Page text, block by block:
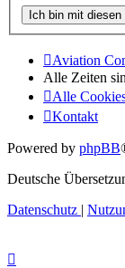
Aviation
Alle Zeiten
Alle
Kontakt
Powered by phpBB
Deutsche
Datenschutz |